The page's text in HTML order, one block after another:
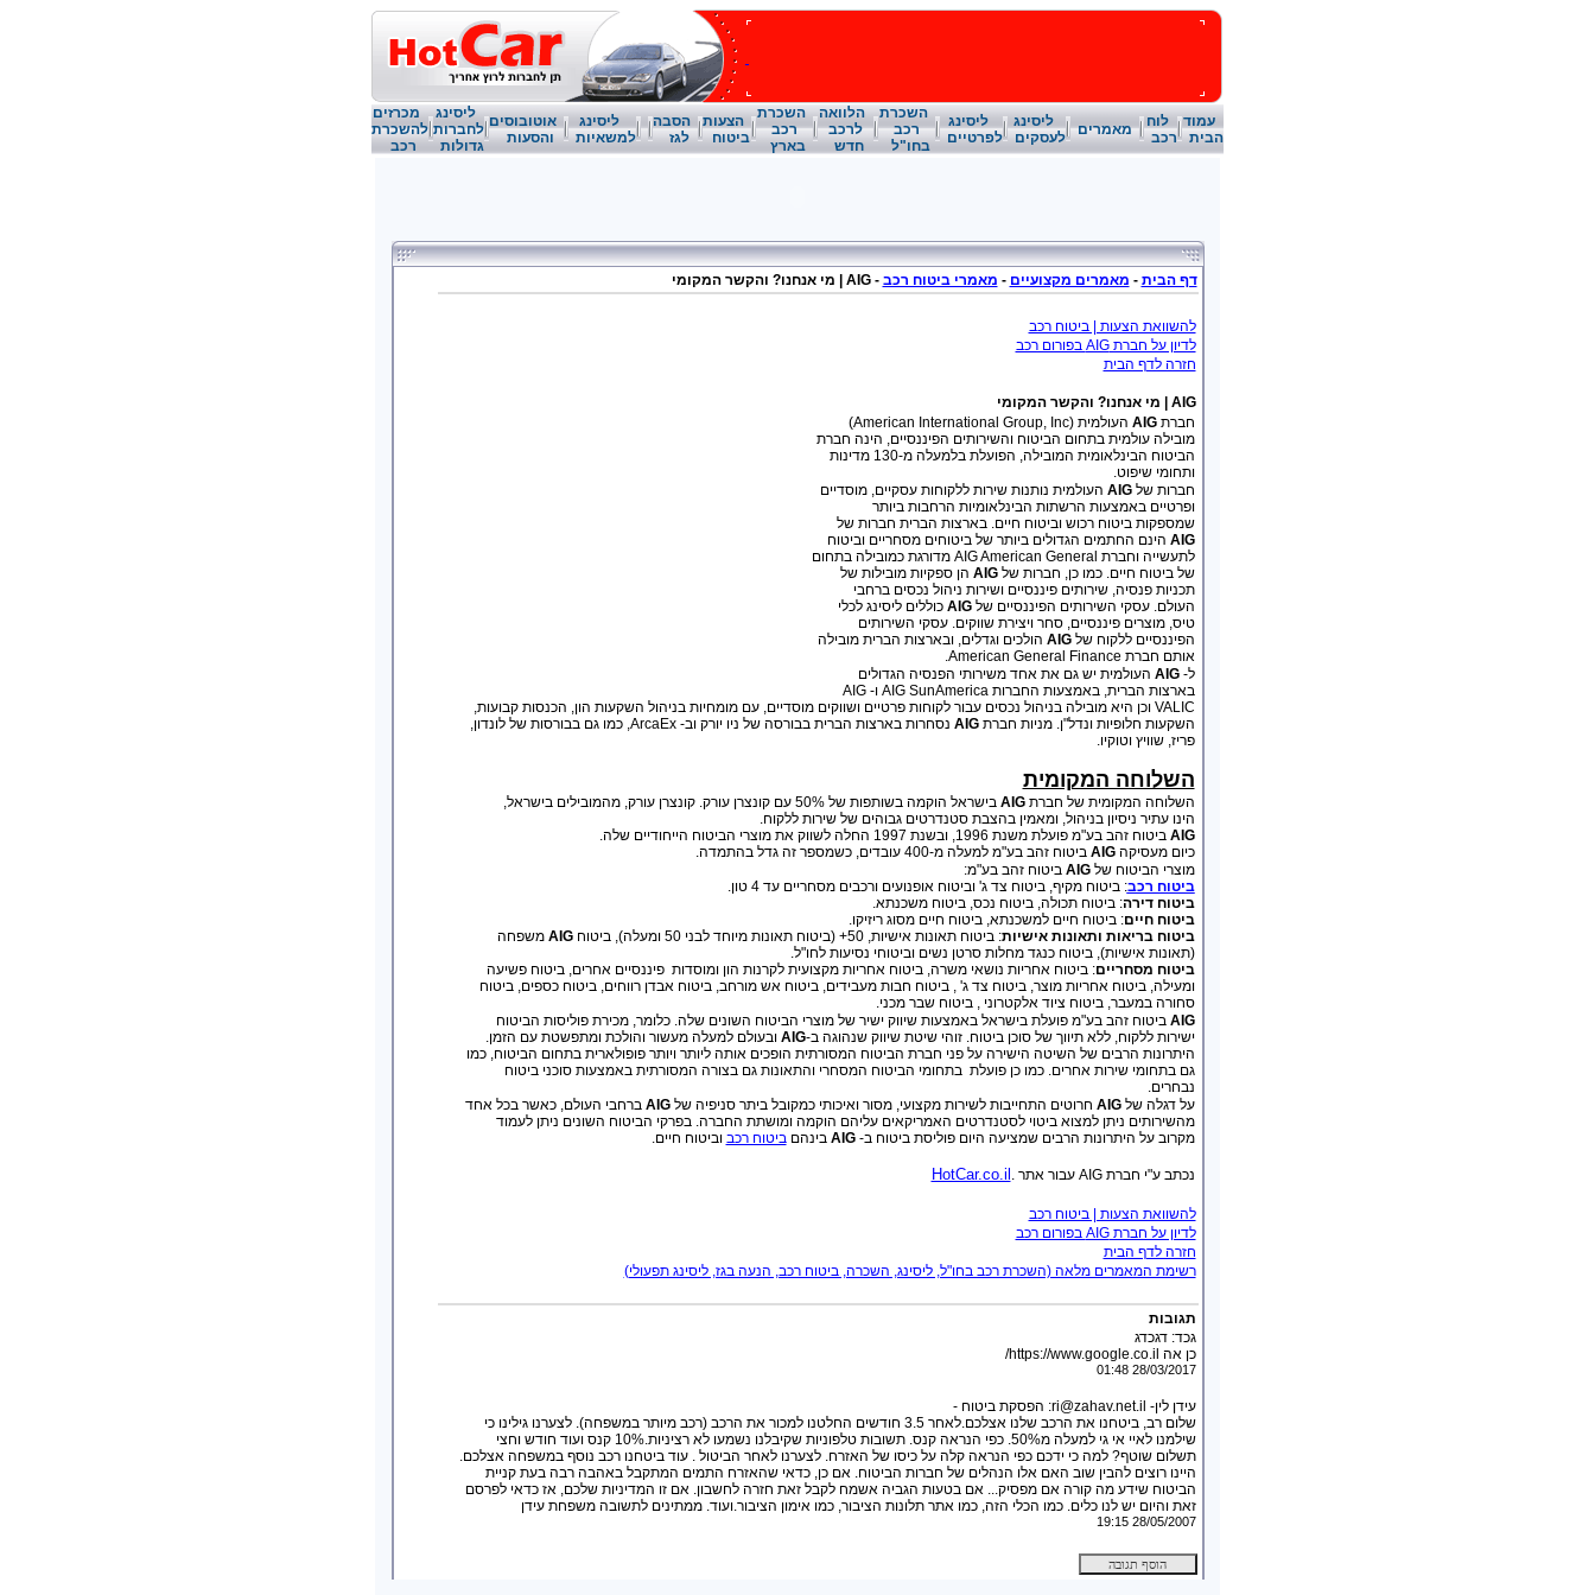
עמוד
הבית
לוח
רכב
מאמרים
ליסינג
לעסקים
ליסינג
לפרטיים
השכרת
רכב
בחו"ל
הלוואה
לרכב
חדש
השכרת
רכב
בארץ
הצעות
ביטוח
הסבה
לגז
ליסינג
למשאיות
אוטובוסים
והסעות
ליסינג
לחברות
גדולות
מכרזים
להשכרת
רכב
דף הבית - מאמרים מקצועיים - מאמרי ביטוח רכב -AIG | מי אנחנו? והקשר המקומי
להשוואת הצעות | ביטוח רכב
לדיון על חברת AIG בפורום רכב
חזרה לדף הבית
AIG | מי אנחנו? והקשר המקומי
חברתAIG
העולמית (American International Group, Inc)
מובילה עולמית בתחום הביטוח והשירותים הפיננסיים, הינה חברת
הביטוח הבינלאומית המובילה, הפועלת בלמעלה מ-130 מדינות
ותחומי שיפוט.
חברות שלAIG העולמית נותנות שירות ללקוחות עסקיים, מוסדיים
ופרטיים באמצעות הרשתות הבינלאומיות הרחבות ביותר
שמספקות ביטוח רכוש וביטוח חיים. בארצות הברית חברות של
AIG הינם החתמים הגדולים ביותר של ביטוחים מסחריים וביטוח
לתעשייה וחברת AIG American General מדורגת כמובילה בתחום
של ביטוח חיים. כמו כן, חברות שלAIG הן ספקיות מובילות של
תכניות פנסיה, שירותים פיננסיים ושירות ניהול נכסים ברחבי
העולם. עסקי השירותים הפיננסיים שלAIG כוללים ליסינג לכלי
טיס, מוצרים פיננסיים, סחר ויצירת שווקים. עסקי השירותים
הפיננסיים ללקוח שלAIG הולכים וגדלים, ובארצות הברית מובילה
אותם חברת American General Finance.
ל-AIG העולמית יש גם את אחד משירותי הפנסיה הגדולים
בארצות הברית, באמצעות החברות AIG SunAmerica ו- AIG
VALIC וכן היא מובילה בניהול נכסים עבור לקוחות פרטיים ושווקים מוסדיים, עם מומחיות בניהול השקעות הון, הכנסות קבועות,
השקעות חלופיות ונדל"ן. מניות חברתAIG
נסחרות בארצות הברית בבורסה של ניו יורק וב- ArcaEx, כמו גם בבורסות של לונדון,
פריז, שוויץ וטוקיו.
השלוחה המקומית
השלוחה המקומית של חברתAIG
בישראל הוקמה בשותפות של 50% עם קונצרן עורק. קונצרן עורק, מהמובילים בישראל,
הינו עתיר ניסיון בניהול, ומאמין בהצבת סטנדרטים גבוהים של שירות ללקוח.
AIG ביטוח זהב בע"מ פועלת משנת 1996, ובשנת 1997 החלה לשווק את מוצרי הביטוח הייחודיים שלה.
כיום מעסיקהAIG ביטוח זהב בע"מ למעלה מ-400 עובדים, כשמספר זה גדל בהתמדה.
מוצרי הביטוח שלAIG ביטוח זהב בע"מ:
ביטוח רכב: ביטוח מקיף, ביטוח צד ג' וביטוח אופנועים ורכבים מסחריים עד 4 טון.
ביטוח דירה: ביטוח תכולה, ביטוח נכס, ביטוח משכנתא.
ביטוח חיים: ביטוח חיים למשכנתא, ביטוח חיים מסוג ריזיקו.
ביטוח בריאות ותאונות אישיות: ביטוח תאונות אישיות, 50+ (ביטוח תאונות מיוחד לבני 50 ומעלה), ביטוח AIG משפחה
(תאונות אישיות), ביטוח כנגד מחלות סרטן נשים וביטוחי נסיעות לחו"ל.
ביטוח מסחריים: ביטוח אחריות נושאי משרה, ביטוח אחריות מקצועית לקרנות הון ומוסדות פיננסיים אחרים, ביטוח פשיעה
ומעילה, ביטוח אחריות מוצר, ביטוח צד ג' , ביטוח חבות מעבידים, ביטוח אש מורחב, ביטוח אבדן רווחים, ביטוח כספים, ביטוח
סחורה במעבר, ביטוח ציוד אלקטרוני , ביטוח שבר מכני.
AIG ביטוח זהב בע"מ פועלת בישראל באמצעות שיווק ישיר של מוצרי הביטוח השונים שלה. כלומר, מכירת פוליסות הביטוח
ישירות ללקוח, ללא תיווך של סוכן ביטוח. זוהי שיטת שיווק שנהוגה ב-AIG ובעולם למעלה מעשור והולכת ומתפשטת עם הזמן.
היתרונות הרבים של השיטה הישירה על פני חברת הביטוח המסורתית הופכים אותה ליותר ויותר פופולארית בתחום הביטוח, כמו
גם בתחומי שירות אחרים. כמו כן פועלת בתחומי הביטוח המסחרי והתאונות גם בצורה המסורתית באמצעות סוכני ביטוח
נבחרים.
על דגלה שלAIG חרוטים התחייבות לשירות מקצועי, מסור ואיכותי כמקובל ביתר סניפיה שלAIG ברחבי העולם, כאשר בכל אחד
מהשירותים ניתן למצוא ביטוי לסטנדרטים האמריקאים עליהם הוקמה ומושתת החברה. בפרקי הביטוח השונים ניתן לעמוד
מקרוב על היתרונות הרבים שמציעה היום פוליסת ביטוח ב-AIG בינהםביטוח רכב וביטוח חיים.
נכתב ע"י חברת AIG עבור אתר . HotCar.co.il
להשוואת הצעות | ביטוח רכב
לדיון על חברת AIG בפורום רכב
חזרה לדף הבית
רשימת המאמרים מלאה (השכרת רכב בחו"ל, ליסינג, השכרה, ביטוח רכב, הנעה בגז, ליסינג תפעולי)
תגובות
גכד:דגכדג
כן אה https://www.google.co.il/
28/03/2017 01:48
עידן לין- ri@zahav.net.il : הפסקת ביטוח -
שלום רב, ביטחנו את הרכב שלנו אצלכם.לאחר 3.5 חודשים החלטנו למכור את הרכב (רכב מיותר במשפחה). לצערנו גילינו כי
שילמנו לאיי אי גי למעלה מ50%. כפי הנראה קנס. תשובות טלפוניות שקיבלנו נשמעו לא רציניות.10% קנס ועוד חודש וחצי
תשלום שוטף? למה כי ידכם כפי הנראה קלה על כיסו של האזרח. לצערנו לאחר הביטול . עוד ביטחנו רכב נוסף במשפחה אצלכם.
היינו רוצים להבין שוב האם אלו הנהלים של חברות הביטוח. אם כן, כדאי שהאזרח התמים המתקבל באהבה רבה בעת קניית
הביטוח שידע מה קורה אם מפסיק... אם בטעות הגביה אשמח לקבל זאת חזרה לחשבון. אם זו המדיניות שלכם, אז כדאי לפרסם
זאת והיום יש לנו כלים. כמו הכלי הזה, כמו אתר תלונות הציבור, כמו אימון הציבור.ועוד. ממתינים לתשובה משפחת עידן
28/05/2007 19:15